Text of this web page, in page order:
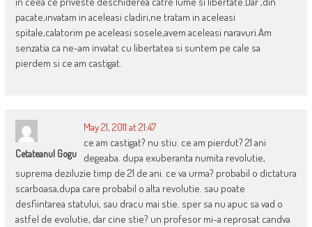
pacate,invatam in aceleasi cladiri,ne tratam in aceleasi
spitale,calatorim pe aceleasi sosele,avem aceleasi naravuri.Am
senzatia ca ne-am invatat cu libertatea si suntem pe cale sa
pierdem si ce am castigat.
Cetateanul Gogu
May 21, 2011 at 21:47
ce am castigat? nu stiu. ce am pierdut? 21 ani
degeaba. dupa exuberanta numita revolutie,
suprema deziluzie timp de 21 de ani. ce va urma? probabil o dictatura
scarboasa,dupa care probabil o alta revolutie. sau poate
desfiintarea statului, sau dracu mai stie. sper sa nu apuc sa vad o
astfel de evolutie, dar cine stie? un profesor mi-a reprosat candva